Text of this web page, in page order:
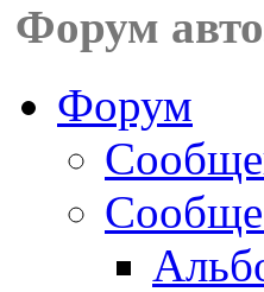
Форум
Форум